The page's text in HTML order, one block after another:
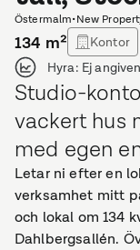
Östermalm•New
134 m²
Kontor
Hyra: Ej angiven
Studio-
vackert hus
med egen
Letar ni efter en
verksamhet mitt
och lokal om 134
Dahlbergsallén.